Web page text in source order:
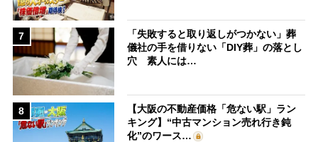
7
「失敗すると取り返しがつかない」葬
儀社の手を借りない「DIY葬」の落とし
穴 素人には…
8
【大阪の不動産価格「危ない駅」ラン
キング】“中古マンション売れ行き鈍
化”のワース…